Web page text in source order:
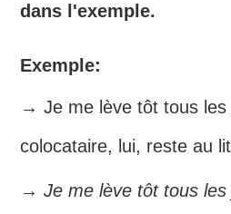
dans l'exemple.
Exemple:
→ Je me lève tôt tous les
colocataire, lui, reste au
→ Je me lève tôt tous